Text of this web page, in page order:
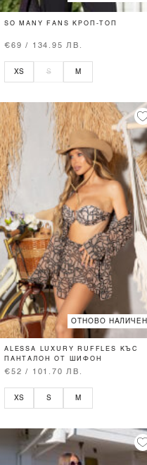
SO MANY FANS КРОП-ТОП
€69 / 134.95 ЛВ.
XS S M
ОТНОВО НАЛИЧЕН
ALESSA LUXURY RUFFLES КЪС
ПАНТАЛОН ОТ ШИФОН
€52 / 101.70 ЛВ.
XS S M